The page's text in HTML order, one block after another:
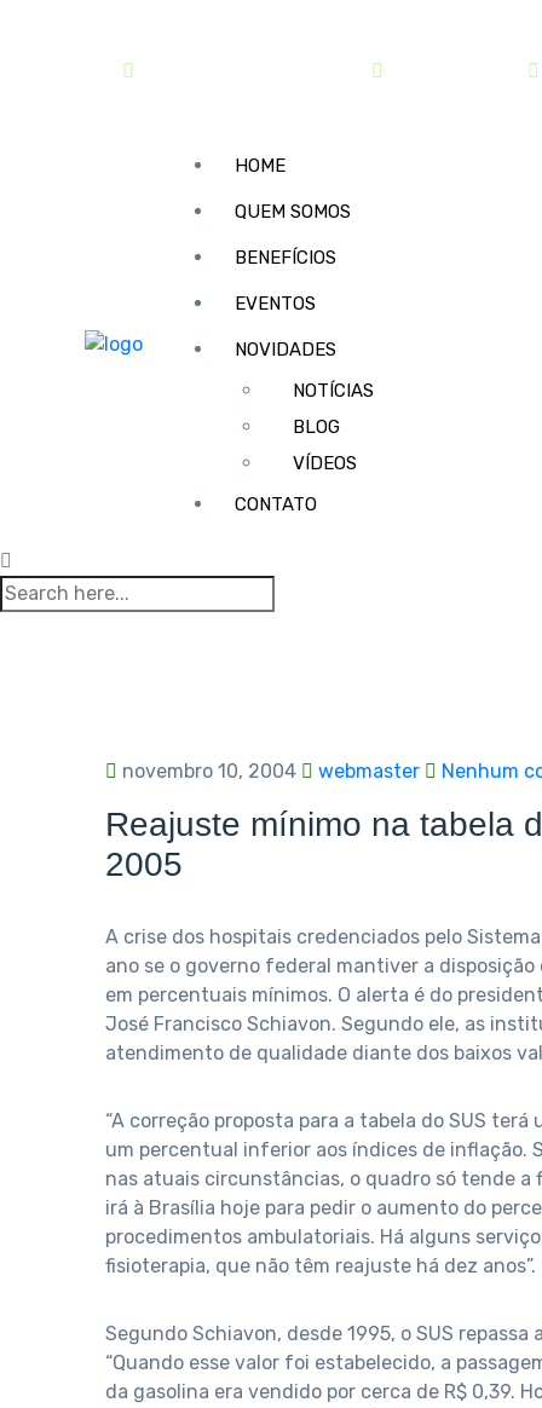
HOME
QUEM SOMOS
BENEFÍCIOS
EVENTOS
NOVIDADES
NOTÍCIAS
BLOG
VÍDEOS
CONTATO
novembro 10, 2004 webmaster Nenhum
Reajuste mínimo na tabela
2005
A crise dos hospitais credenciados pelo
ano se o governo federal mantiver a
em percentuais mínimos. O alerta é do
José Francisco Schiavon. Segundo ele, as
atendimento de qualidade diante dos baixos
“A correção proposta para a tabela do SUS
um percentual inferior aos índices de inflação.
nas atuais circunstâncias, o quadro só tende a
irá à Brasília hoje para pedir o aumento do
procedimentos ambulatoriais. Há alguns
fisioterapia, que não têm reajuste há dez anos”.
Segundo Schiavon, desde 1995, o SUS
“Quando esse valor foi estabelecido, a
da gasolina era vendido por cerca de R$ 0,39.